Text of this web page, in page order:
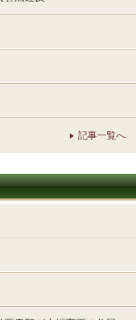
記事一覧へ